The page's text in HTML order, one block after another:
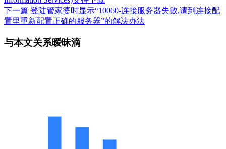
下一篇 登陆管家婆时显示“10060-连接服务器失败,请到连接配
置里重新配置正确的服务器”的解决办法
与本文关系暧昧滴